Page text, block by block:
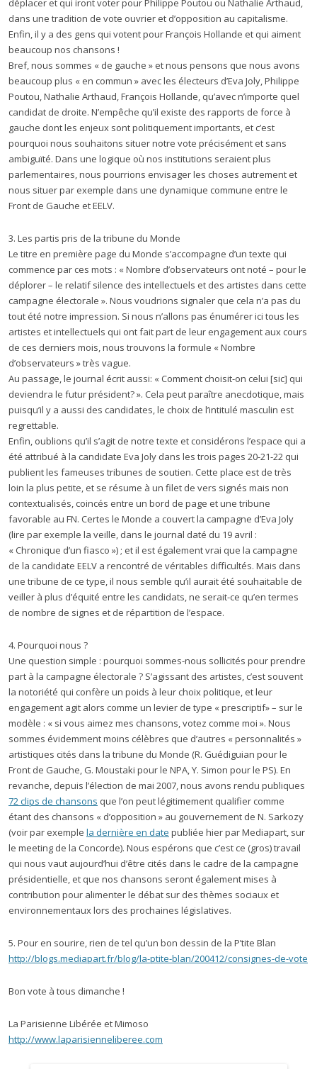
déplacer et qui iront voter pour Philippe Poutou ou Nathalie Arthaud,
dans une tradition de vote ouvrier et d’opposition au capitalisme.
Enfin, il y a des gens qui votent pour François Hollande et qui aiment
beaucoup nos chansons !
Bref, nous sommes « de gauche » et nous pensons que nous avons
beaucoup plus « en commun » avec les électeurs d’Eva Joly, Philippe
Poutou, Nathalie Arthaud, François Hollande, qu’avec n’importe quel
candidat de droite. N’empêche qu’il existe des rapports de force à
gauche dont les enjeux sont politiquement importants, et c’est
pourquoi nous souhaitons situer notre vote précisément et sans
ambiguïté. Dans une logique où nos institutions seraient plus
parlementaires, nous pourrions envisager les choses autrement et
nous situer par exemple dans une dynamique commune entre le
Front de Gauche et EELV.
3. Les partis pris de la tribune du Monde
Le titre en première page du Monde s’accompagne d’un texte qui
commence par ces mots : « Nombre d’observateurs ont noté – pour le
déplorer – le relatif silence des intellectuels et des artistes dans cette
campagne électorale ». Nous voudrions signaler que cela n’a pas du
tout été notre impression. Si nous n’allons pas énumérer ici tous les
artistes et intellectuels qui ont fait part de leur engagement aux cours
de ces derniers mois, nous trouvons la formule « Nombre
d’observateurs » très vague.
Au passage, le journal écrit aussi: « Comment choisit-on celui [sic] qui
deviendra le futur président? ». Cela peut paraître anecdotique, mais
puisqu’il y a aussi des candidates, le choix de l’intitulé masculin est
regrettable.
Enfin, oublions qu’il s’agit de notre texte et considérons l’espace qui a
été attribué à la candidate Eva Joly dans les trois pages 20-21-22 qui
publient les fameuses tribunes de soutien. Cette place est de très
loin la plus petite, et se résume à un filet de vers signés mais non
contextualisés, coincés entre un bord de page et une tribune
favorable au FN. Certes le Monde a couvert la campagne d’Eva Joly
(lire par exemple la veille, dans le journal daté du 19 avril :
« Chronique d’un fiasco ») ; et il est également vrai que la campagne
de la candidate EELV a rencontré de véritables difficultés. Mais dans
une tribune de ce type, il nous semble qu’il aurait été souhaitable de
veiller à plus d’équité entre les candidats, ne serait-ce qu’en termes
de nombre de signes et de répartition de l’espace.
4. Pourquoi nous ?
Une question simple : pourquoi sommes-nous sollicités pour prendre
part à la campagne électorale ? S’agissant des artistes, c’est souvent
la notoriété qui confère un poids à leur choix politique, et leur
engagement agit alors comme un levier de type « prescriptif» – sur le
modèle : « si vous aimez mes chansons, votez comme moi ». Nous
sommes évidemment moins célèbres que d’autres « personnalités »
artistiques cités dans la tribune du Monde (R. Guédiguian pour le
Front de Gauche, G. Moustaki pour le NPA, Y. Simon pour le PS). En
revanche, depuis l’élection de mai 2007, nous avons rendu publiques
72 clips de chansons que l’on peut légitimement qualifier comme
étant des chansons « d’opposition » au gouvernement de N. Sarkozy
(voir par exemple la dernière en date publiée hier par Mediapart, sur
le meeting de la Concorde). Nous espérons que c’est ce (gros) travail
qui nous vaut aujourd’hui d’être cités dans le cadre de la campagne
présidentielle, et que nos chansons seront également mises à
contribution pour alimenter le débat sur des thèmes sociaux et
environnementaux lors des prochaines législatives.
5. Pour en sourire, rien de tel qu’un bon dessin de la P’tite Blan
http://blogs.mediapart.fr/blog/la-ptite-blan/200412/consignes-de-vote
Bon vote à tous dimanche !
La Parisienne Libérée et Mimoso
http://www.laparisienneliberee.com